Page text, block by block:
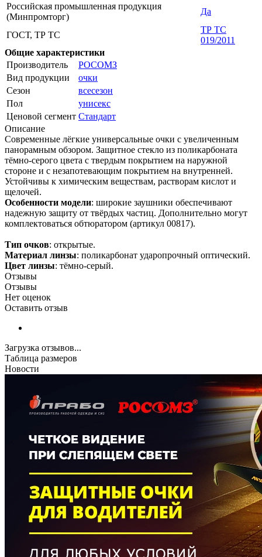
Российская промышленная продукция
(Минпромторг)
Да
ГОСТ, ТР ТС
ТР ТС
019/2011
Общие характеристики
Производитель
РОСОМЗ
Вид продукции
очки
Сезон
всесезон
Пол
унисекс
Ценовой сегмент Стандарт
Описание
Современные лёгкие универсальные очки с увеличенным
панорамным обзором. Защитное стекло из поликарбоната
тёмно-серого цвета с твердым покрытием на наружной
стороне и с незапотевающим покрытием на внутренней.
Устойчивы к химическим веществам, растворам кислот и
щелочей.
Особенности модели: широкие заушники обеспечивают
надежную защиту от твёрдых частиц. Дополнительно могут
комплектоваться обтюратором (артикул 00817).
Тип очков: открытые.
Материал линзы: поликарбонат ударопрочный оптический.
Цвет линзы: тёмно-серый.
Отзывы
Отзывы
Нет оценок
Оставить отзыв
Загрузка отзывов...
Таблица размеров
Новости